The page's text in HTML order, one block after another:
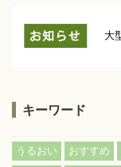
大
キーワード
うるおい おすすめ